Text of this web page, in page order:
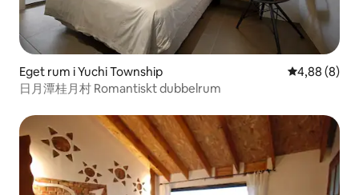
Eget rum i Yuchi Township 4,88 av 5 i
4,88 (8)
日月潭桂月村 Romantiskt dubbelrum